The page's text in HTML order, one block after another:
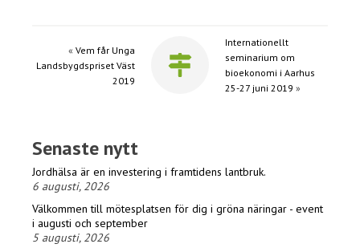
« Vem får Unga
Landsbygdspriset Väst
2019
Internationellt
seminarium om
bioekonomi i Aarhus
25-27 juni 2019 »
Senaste nytt
Jordhälsa är en investering i framtidens lantbruk.
6 augusti, 2026
Välkommen till mötesplatsen för dig i gröna näringar - event
i augusti och september
5 augusti, 2026